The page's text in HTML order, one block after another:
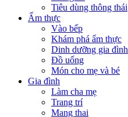
Tiêu dùng thông thái
Ẩm thực
Vào bếp
Khám phá ẩm thực
Dinh dưỡng gia đình
Đồ uống
Món cho mẹ và bé
Gia đình
Làm cha mẹ
Trang trí
Mang thai